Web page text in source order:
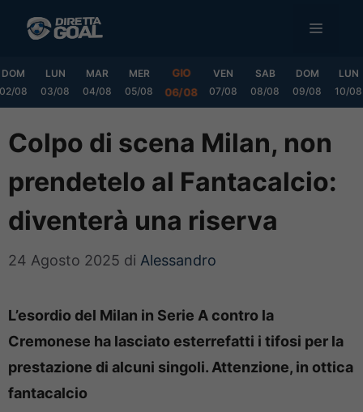
MENU
DOM
02/08
LUN
03/08
MAR
04/08
MER
05/08
GIO
06/08
VEN
07/08
SAB
08/08
DOM
09/08
LUN
10/08
Colpo di scena Milan, non
prendetelo al Fantacalcio:
diventerà una riserva
24 Agosto 2025 di Alessandro
L’esordio del Milan in Serie A contro la
Cremonese ha lasciato esterrefatti i tifosi per la
prestazione di alcuni singoli. Attenzione, in ottica
fantacalcio